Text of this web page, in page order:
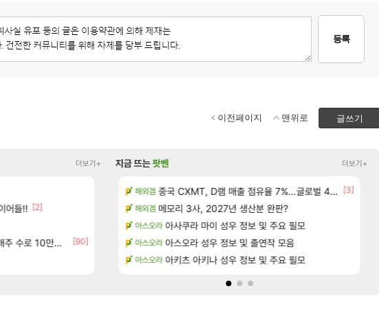
등록
글쓰기
이전페이지 맨위로
더보기+
어들!! [2]
점 치고있으면 ㅋㅋ
[90]
메이플 태극기 또 거꾸로 해놨네 미친것들 ㅋㅋㅋ [151]
리니지M 오만9층 주긴주는군요? [17]
와우 아이템매니아에 골드팔아 월 2천만원 넘게 버는 인간 있던데
리니지M 와 와 와 이게 나에게도? [23]
로아 애초에 홀딩저가가 짜치는게 이거임 ㅋㅋ [141]
지금 뜨는팟벤 더보기+
획득 위치 공략 (89개)
개) - 미식가 도전과제
의 예상 (루머)
신의 분노 티저
“내부 예상 크게 넘어”
해외겜 중국 CXMT, D램 매출 점유율 7%…글로벌 4위로 부상
[3]
해외겜 메모리 3사, 2027년 생산분 완판?
아스오라 아사쿠라 마이 성우 정보 및 주요 필모
아스오라 아스오라 성우 정보 및 출연작 모음
아스오라 아키츠 아키나 성우 정보 및 주요 필모